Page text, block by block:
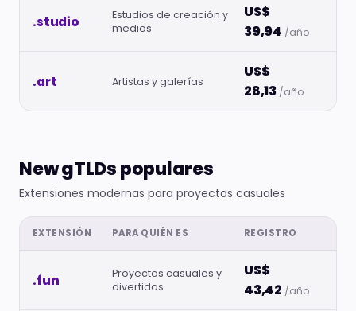
.studio
Estudios de creación y
medios
US$
39,94 /año
.art Artistas y galerías
US$
28,13 /año
New gTLDs populares
Extensiones modernas para proyectos casuales
EXTENSIÓN PARA QUIÉN ES REGISTRO
.fun
Proyectos casuales y
divertidos
US$
43,42 /año